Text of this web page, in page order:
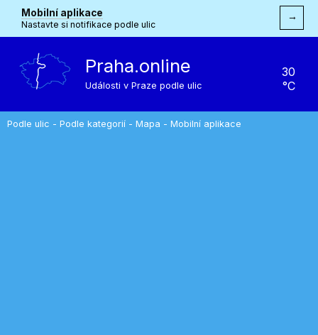
Mobilní aplikace
Nastavte si notifikace podle ulic
→
Praha.online
Události v Praze podle ulic
30
°C
Podle ulic - Podle kategorií - Mapa - Mobilní aplikace